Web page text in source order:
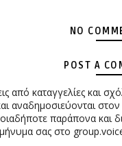
NO
POST A
από καταγγελίες και
αναδημοσιεύονται
παράπονα και
σας στο